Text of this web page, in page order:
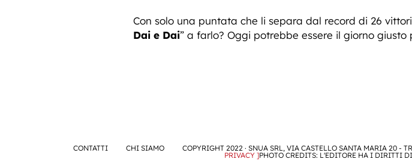
Con solo una puntata che li separa dal record di 26
Dai e Dai” a farlo? Oggi potrebbe essere il giorno
CONTATTI CHI SIAMO COPYRIGHT 2022 · SNUA SRL, VIA CASTELLO SANTA MARIA 20 -
PRIVACY ]PHOTO CREDITS: L'EDITORE HA I DIRITTI